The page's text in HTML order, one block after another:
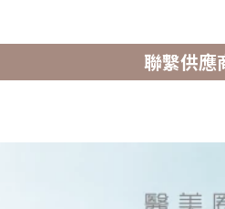
聯繫供應